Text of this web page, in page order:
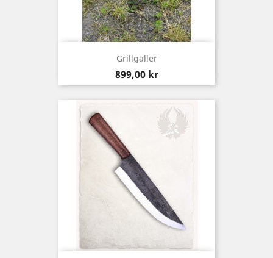
Grillgaller
Pris
899,00 kr